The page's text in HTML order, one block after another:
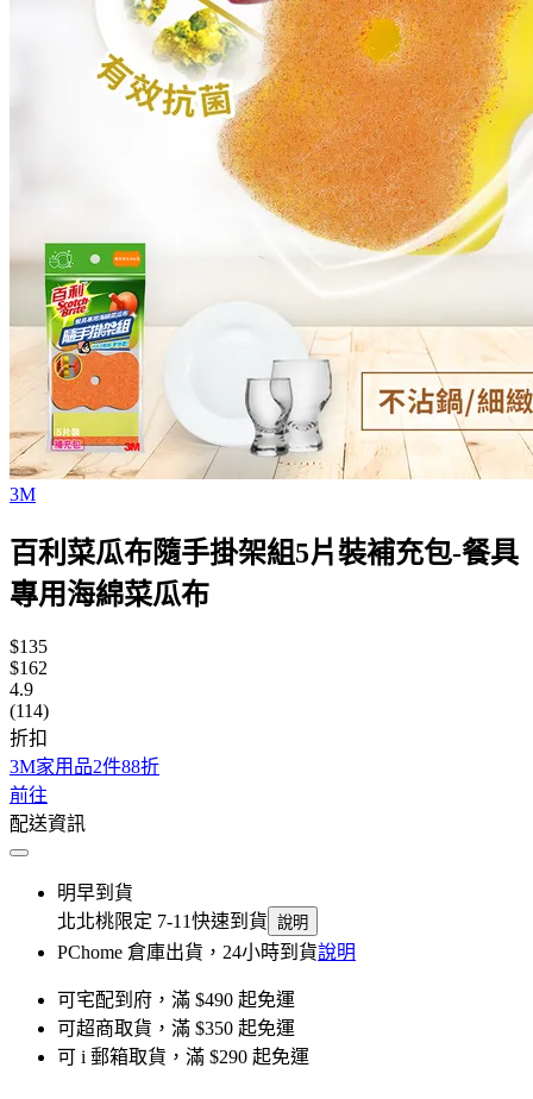
3M
百利菜瓜布隨手掛架組5片裝補充包-餐具
專用海綿菜瓜布
$135
$162
4.9
(114)
折扣
3M家用品2件88折
前往
配送資訊
明早到貨
北北桃限定 7-11快速到貨 說明
PChome 倉庫出貨，24小時到貨說明
可宅配到府，滿 $490 起免運
可超商取貨，滿 $350 起免運
可 i 郵箱取貨，滿 $290 起免運